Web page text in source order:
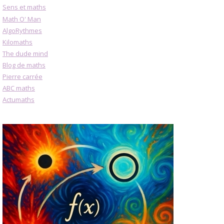
Sens et maths
Math O' Man
AlgoRythmes
Kilomaths
The dude mind
Blog de maths
Pierre carrée
ABC maths
Actumaths